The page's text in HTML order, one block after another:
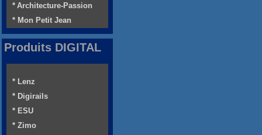
* Architecture-Passion
* Mon Petit Jean
Produits DIGITAL
* Lenz
* Digirails
* ESU
* Zimo